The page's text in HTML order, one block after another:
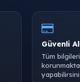
Güvenli
Tüm